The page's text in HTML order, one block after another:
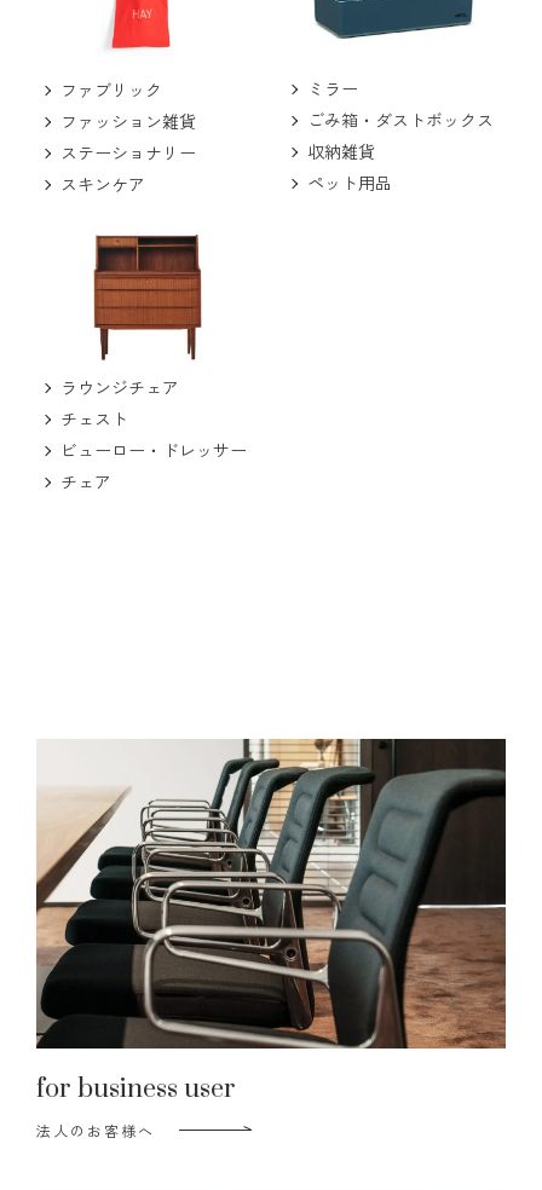
ファブリック
ファッション雑貨
ステーショナリー
スキンケア
ミラー
ごみ箱・ダストボックス
収納雑貨
ペット用品
ラウンジチェア
チェスト
ビューロー・ドレッサー
チェア
for business user
法人のお客様へ